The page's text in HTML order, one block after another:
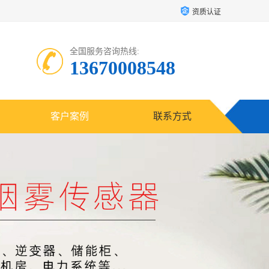
资质认证
全国服务咨询热线:
13670008548
客户案例 联系方式